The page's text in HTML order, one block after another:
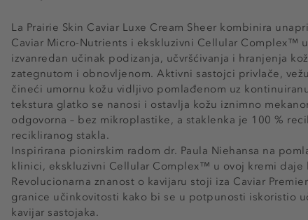
La Prairie Skin Caviar Luxe Cream Sheer kombinira
Caviar Micro-Nutrients i ekskluzivni Cellular Complex™
izvanredan učinak podizanja, učvršćivanja i hranjenja
zategnutom i obnovljenom. Aktivni sastojci privlače,
čineći umornu kožu vidljivo pomlađenom uz
tekstura glatko se nanosi i ostavlja kožu iznimno
odgovorna – bez mikroplastike, a staklenka je 100 %
recikliranog stakla.
Inspirirana pionirskim radom dr. Paula Niehansa na
klinici, ekskluzivni Cellular Complex™ u ovoj kremi daje
Revolucionarna znanost o kavijaru stoji iza Caviar
granice učinkovitosti kako bi se u potpunosti iskoristio
kavijar sastojaka.